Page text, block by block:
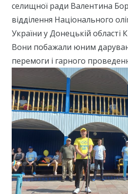
селищної ради Валентина
відділення Національного
України у Донецькій області
Вони побажали юним
перемоги і гарного